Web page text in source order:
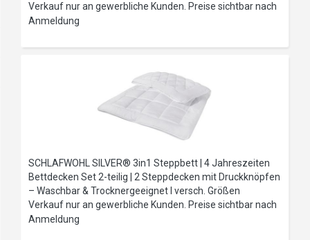
Verkauf nur an gewerbliche Kunden. Preise sichtbar nach
Anmeldung
SCHLAFWOHL SILVER® 3in1 Steppbett | 4 Jahreszeiten
Bettdecken Set 2-teilig | 2 Steppdecken mit Druckknöpfen
– Waschbar & Trocknergeeignet I versch. Größen
Verkauf nur an gewerbliche Kunden. Preise sichtbar nach
Anmeldung